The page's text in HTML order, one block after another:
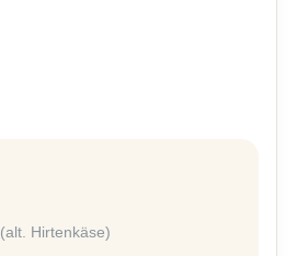
(alt. Hirtenkäse)